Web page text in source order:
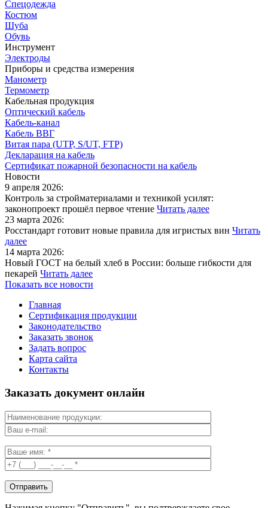
Спецодежда
Костюм
Шуба
Обувь
Инструмент
Электроды
Приборы и средства измерения
Манометр
Термометр
Кабельная продукция
Оптический кабель
Кабель-канал
Кабель ВВГ
Витая пара (UTP, S/UT, FTP)
Декларация на кабель
Сертификат пожарной безопасности на кабель
Новости
9 апреля 2026:
Контроль за стройматериалами и техникой усилят:
законопроект прошёл первое чтение Читать далее
23 марта 2026:
Росстандарт готовит новые правила для игристых вин Читать
далее
14 марта 2026:
Новый ГОСТ на белый хлеб в России: больше гибкости для
пекарей Читать далее
Показать все новости
Главная
Сертификация продукции
Законодательство
Заказать звонок
Задать вопрос
Карта сайта
Контакты
Заказать документ онлайн